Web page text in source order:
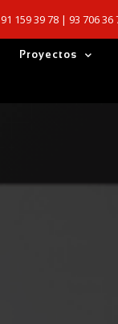
91 159 39 78 | 93 706 36
Proyectos